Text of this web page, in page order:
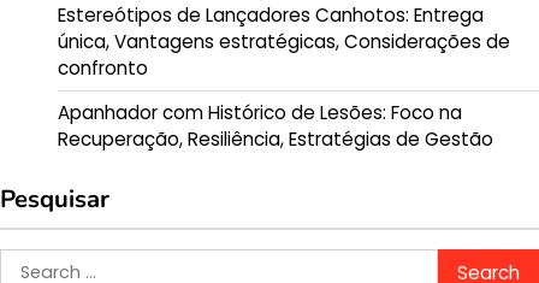
Estereótipos de Lançadores Canhotos: Entrega
única, Vantagens estratégicas, Considerações de
confronto
Apanhador com Histórico de Lesões: Foco na
Recuperação, Resiliência, Estratégias de Gestão
Pesquisar
Search